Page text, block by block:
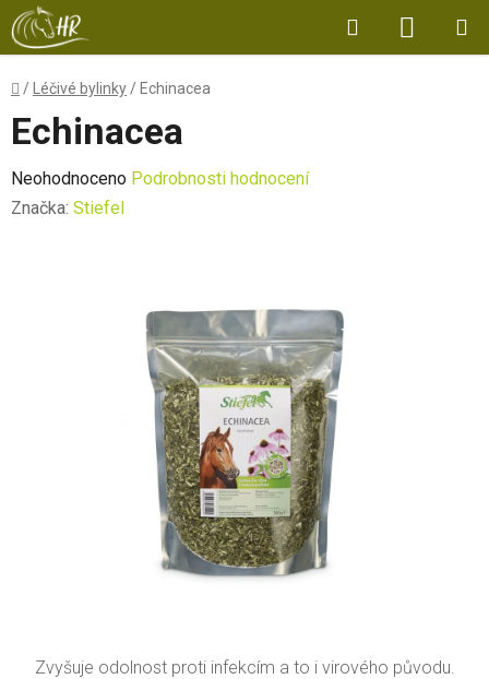
Přejít
na
obsah
Hledat
KOŠÍK
Domů
/ Léčivé bylinky / Echinacea
Zvyšuje odolnost proti infekcím a to i virového původu.
Echinacea
Průměrné
hodnocení
Neohodnoceno Podrobnosti hodnocení
Značka: Stiefel